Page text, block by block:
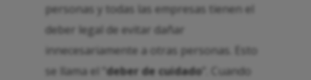
personas y todas las empresas tienen el
deber legal de evitar dañar
innecesariamente a otras personas. Esto
se llama el “ deber de cuidado ”. Cuando